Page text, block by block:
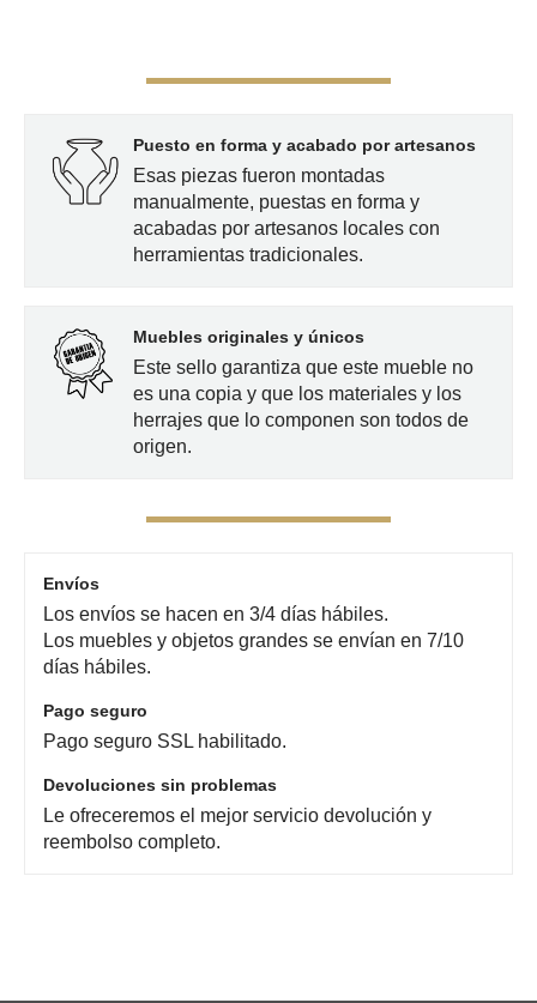
Puesto en forma y acabado por artesanos
Esas piezas fueron montadas
manualmente, puestas en forma y
acabadas por artesanos locales con
herramientas tradicionales.
Muebles originales y únicos
Este sello garantiza que este mueble no
es una copia y que los materiales y los
herrajes que lo componen son todos de
origen.
Envíos
Los envíos se hacen en 3/4 días hábiles.
Los muebles y objetos grandes se envían en 7/10
días hábiles.
Pago seguro
Pago seguro SSL habilitado.
Devoluciones sin problemas
Le ofreceremos el mejor servicio devolución y
reembolso completo.